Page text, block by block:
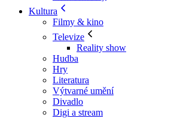
Kultura
Filmy & kino
Televize
Reality show
Hudba
Hry
Literatura
Výtvarné umění
Divadlo
Digi a stream